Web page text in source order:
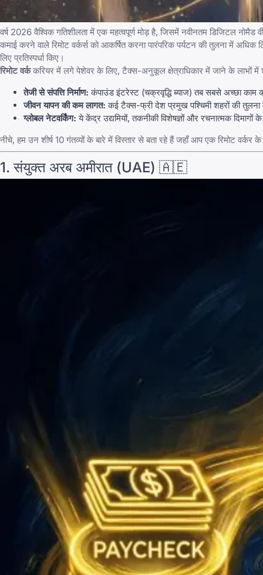
वर्ष 2026 वैश्विक गतिशीलता में एक महत्वपूर्ण मोड़ है, जिसमें नवीनतम डिजिटल
कमाई करने वाले रिमोट वर्कर्स को आकर्षित करना पारंपरिक पर्यटन की तुलना में
लिए प्रतिस्पर्धा किए।
रिमोट वर्ककरियर में लगे पेशेवर के लिए, टैक्स-अनुकूल क्षेत्राधिकार में जाने के लाभों में
तेजी से संपत्ति निर्माण: कंपाउंड इंटरेस्ट (चक्रवृद्धि ब्याज) तब सबसे अच्छा
जीवन यापन की कम लागत: कई टैक्स-फ्री देश प्रमुख पश्चिमी शहरों की तुलना
ग्लोबल नेटवर्किंग: ये केंद्र उद्यमियों, तकनीकी विशेषज्ञों और रचनात्मक
नीचे, हम उन शीर्ष 10 गंतव्यों के बारे में विस्तार से बता रहे हैं जहाँ आप एक रिमोट
1. संयुक्त अरब अमीरात (UAE) 🇦🇪